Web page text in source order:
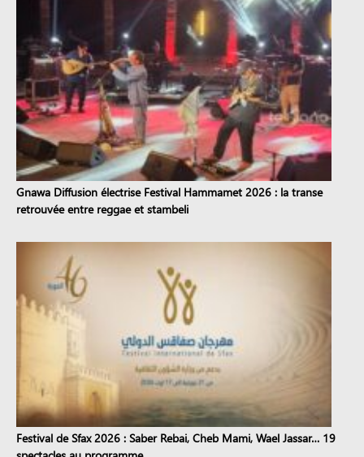
Gnawa Diffusion électrise Festival Hammamet 2026 : la transe
retrouvée entre reggae et stambeli
Festival de Sfax 2026 : Saber Rebai, Cheb Mami, Wael Jassar… 19